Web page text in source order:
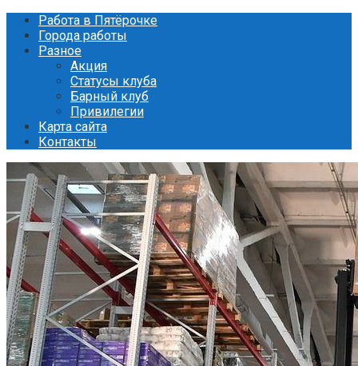
Перейти
контенту
Работа в Пятёрочке
Города работы
Разное
Акция
Статусы клуба
Барный клуб
Привилегии
Карта сайта
Контакты